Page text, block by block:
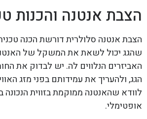
הצבת אנטנה והכנות
הצבת אנטנה סלולרית דורשת הכנה
שהגג יכול לשאת את המשקל של
האביזרים הנלווים לה. יש לבדוק את
הגג, ולהעריך את עמידותם בפני מזג
לוודא שהאנטנה ממוקמת בזווית הנכונה
אופטימלי.